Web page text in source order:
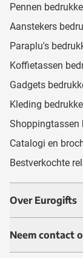
Pennen
Aanstekers
Paraplu's
Koffietassen
Gadgets
Kleding
Shoppingtassen
Catalogi en
Bestverkochte
Over Eurogifts
Neem contact